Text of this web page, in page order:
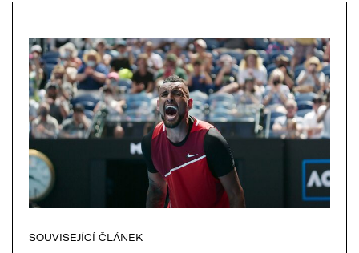
SOUVISEJÍCÍ ČLÁNEK